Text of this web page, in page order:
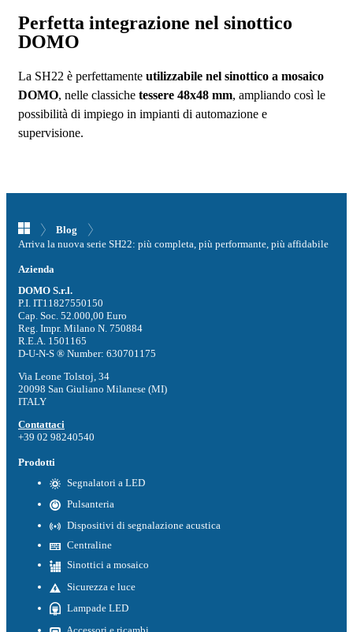
Perfetta integrazione nel sinottico
DOMO
La SH22 è perfettamente utilizzabile nel sinottico a mosaico
DOMO, nelle classiche tessere 48x48 mm, ampliando così le
possibilità di impiego in impianti di automazione e
supervisione.
Blog
Arriva la nuova serie SH22: più completa, più performante, più affidabile
Azienda
DOMO S.r.l.
P.I. IT11827550150
Cap. Soc. 52.000,00 Euro
Reg. Impr. Milano N. 750884
R.E.A. 1501165
D-U-N-S ® Number: 630701175
Via Leone Tolstoj, 34
20098 San Giuliano Milanese (MI)
ITALY
Contattaci
+39 02 98240540
Prodotti
Segnalatori a LED
Pulsanteria
Dispositivi di segnalazione acustica
Centraline
Sinottici a mosaico
Sicurezza e luce
Lampade LED